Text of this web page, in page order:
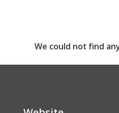
assignment ลงทะเบียน
We could not find